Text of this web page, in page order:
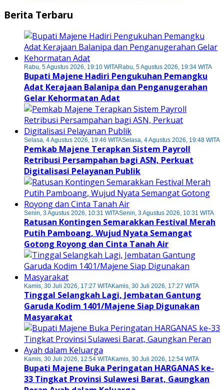
Berita Terbaru
Rabu, 5 Agustus 2026, 19:10 WITARabu, 5 Agustus 2026, 19:34 WITA
Bupati Majene Hadiri Pengukuhan Pemangku
Adat Kerajaan Balanipa dan Penganugerahan
Gelar Kehormatan Adat
Selasa, 4 Agustus 2026, 19:46 WITASelasa, 4 Agustus 2026, 19:48 WITA
Pemkab Majene Terapkan Sistem Payroll
Retribusi Persampahan bagi ASN, Perkuat
Digitalisasi Pelayanan Publik
Senin, 3 Agustus 2026, 10:31 WITASenin, 3 Agustus 2026, 10:31 WITA
Ratusan Kontingen Semarakkan Festival Merah
Putih Pamboang, Wujud Nyata Semangat
Gotong Royong dan Cinta Tanah Air
Kamis, 30 Juli 2026, 17:27 WITAKamis, 30 Juli 2026, 17:27 WITA
Tinggal Selangkah Lagi, Jembatan Gantung
Garuda Kodim 1401/Majene Siap Digunakan
Masyarakat
Kamis, 30 Juli 2026, 12:54 WITAKamis, 30 Juli 2026, 12:54 WITA
Bupati Majene Buka Peringatan HARGANAS ke-
33 Tingkat Provinsi Sulawesi Barat, Gaungkan